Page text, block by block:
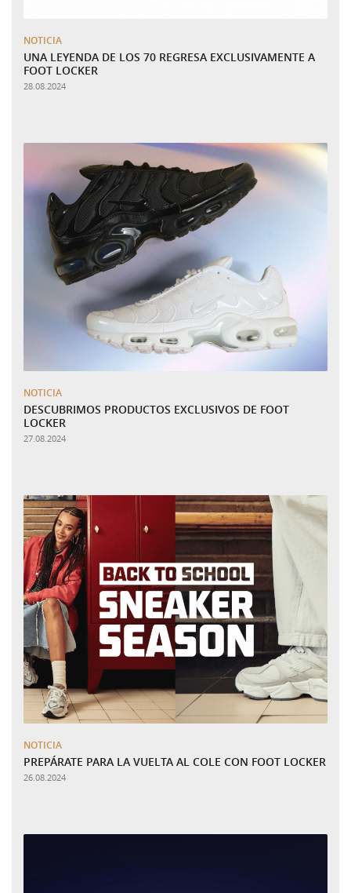
NOTICIA
UNA LEYENDA DE LOS 70 REGRESA EXCLUSIVAMENTE A
FOOT LOCKER
28.08.2024
NOTICIA
DESCUBRIMOS PRODUCTOS EXCLUSIVOS DE FOOT
LOCKER
27.08.2024
NOTICIA
PREPÁRATE PARA LA VUELTA AL COLE CON FOOT LOCKER
26.08.2024